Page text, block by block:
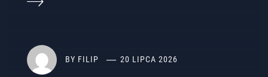
BY FILIP 20 LIPCA 2026